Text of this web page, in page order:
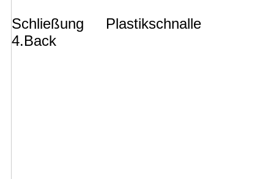
Schließung
4.Back
Plastikschnalle